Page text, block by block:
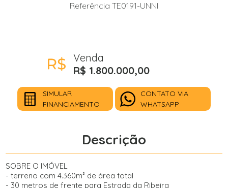
Referência TE0191-UNNI
Venda
R$ 1.800.000,00
SIMULAR
FINANCIAMENTO
CONTATO VIA
WHATSAPP
Descrição
SOBRE O IMÓVEL
- terreno com 4.360m² de área total
- 30 metros de frente para Estrada da Ribeira